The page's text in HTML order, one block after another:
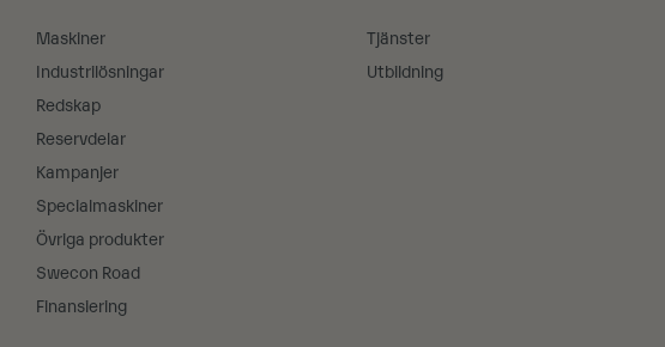
Maskiner​
Industrilösningar
Redskap
Reservdelar
Kampanjer
Specialmaskiner
Övriga produkter
Swecon Road
Finansiering
Tjänster
Utbildning